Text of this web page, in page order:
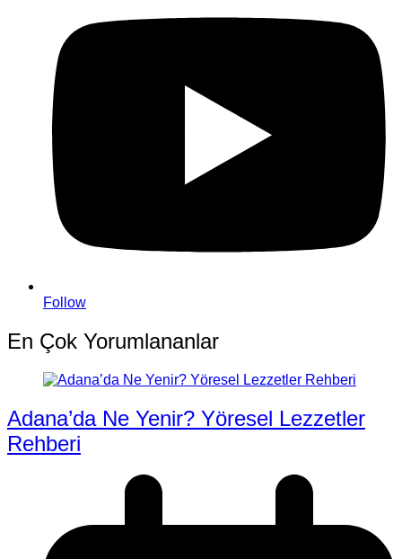
Follow
En Çok Yorumlananlar
Adana’da Ne Yenir? Yöresel Lezzetler
Rehberi